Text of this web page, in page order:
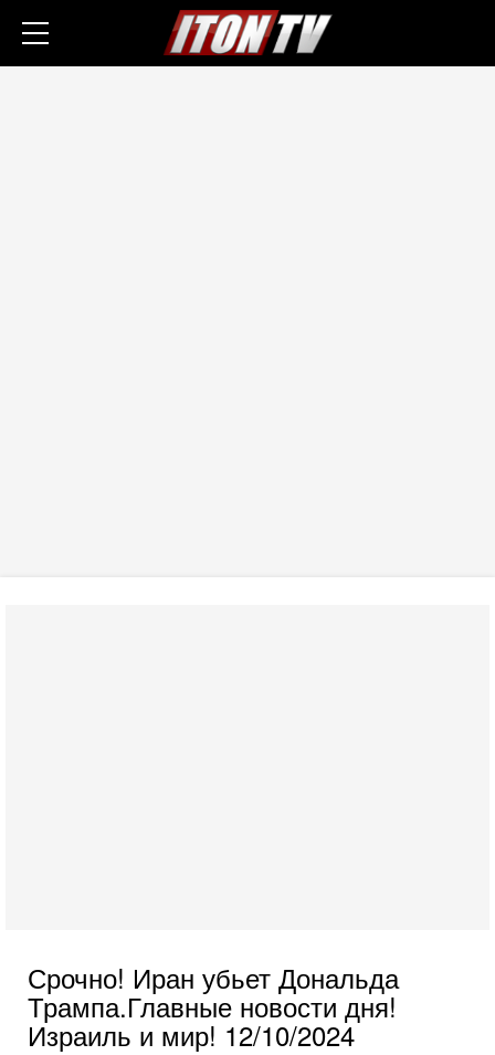
Срочно! Иран убьет Дональда
Трампа.Главные новости дня!
Израиль и мир! 12/10/2024